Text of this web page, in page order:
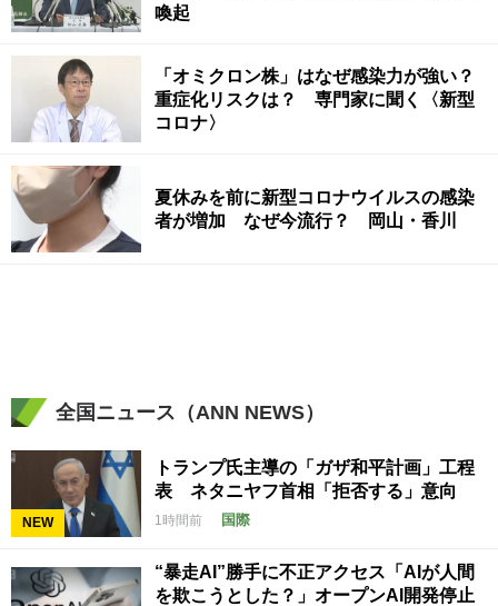
喚起
「オミクロン株」はなぜ感染力が強い？
重症化リスクは？ 専門家に聞く〈新型
コロナ〉
夏休みを前に新型コロナウイルスの感染
者が増加 なぜ今流行？ 岡山・香川
全国ニュース（ANN NEWS）
NEW
トランプ氏主導の「ガザ和平計画」工程
表 ネタニヤフ首相「拒否する」意向
1時間前 国際
“暴走AI”勝手に不正アクセス「AIが人間
を欺こうとした？」オープンAI開発停止